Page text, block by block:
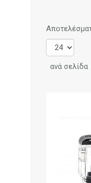
ανά σελίδα